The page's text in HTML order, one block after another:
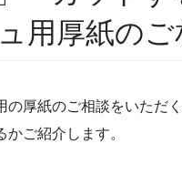
用厚紙の
の厚紙のご相談をいただ
ご紹介します。